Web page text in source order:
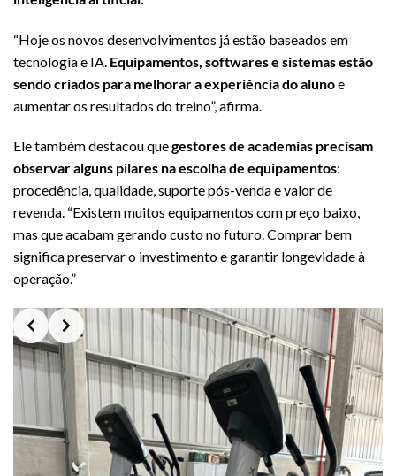
“Hoje os novos desenvolvimentos já estão baseados em
tecnologia e IA. Equipamentos, softwares e sistemas estão
sendo criados para melhorar a experiência do alunoe
aumentar os resultados do treino”, afirma.
Ele também destacou quegestores de academias precisam
observar alguns pilares na escolha de equipamentos:
procedência, qualidade, suporte pós-venda e valor de
revenda. “Existem muitos equipamentos com preço baixo,
mas que acabam gerando custo no futuro. Comprar bem
significa preservar o investimento e garantir longevidade à
operação.”
Slide 2 of 3